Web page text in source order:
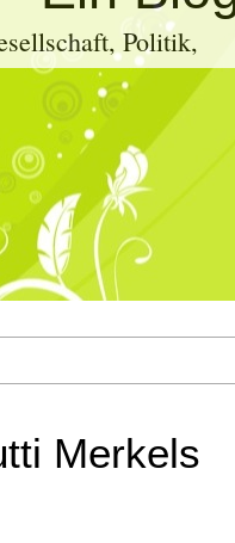
Politik,
Merkels